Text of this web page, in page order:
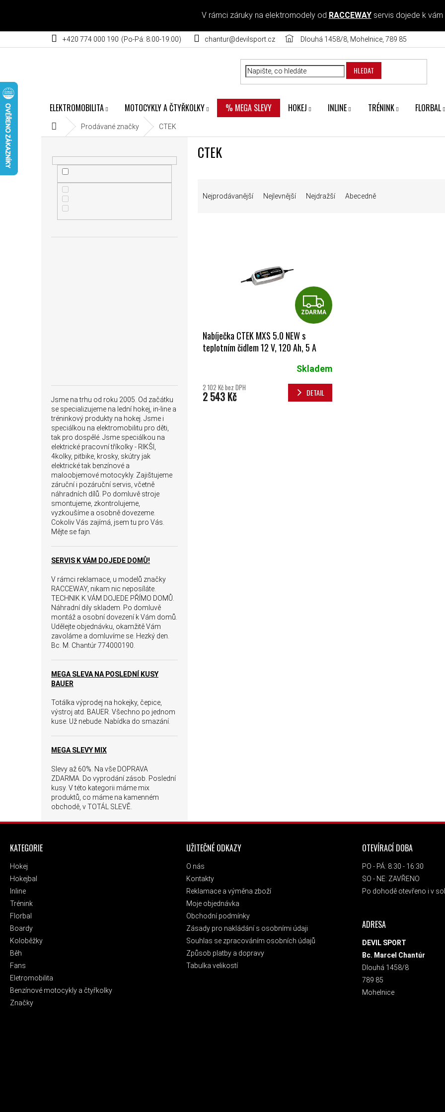
V rámci záruky na elektromodely od RACCEWAYservis dojede k vám
+420 774 000 190 chantur@devilsport.cz Dlouhá 1458/8, Mohelnice, 789 85
HLEDAT
ELEKTROMOBILITA MOTOCYKLY A ČTYŘKOLKY % MEGA SLEVY HOKEJ INLINE TRÉNINK FLORBAL
Domů Prodávané značky CTEK
POSTRANNÍ PANEL
Jsme na trhu od roku 2005. Od začátku
se specializujeme na lední hokej, in-line a
tréninkový produkty na hokej. Jsme i
speciálkou na elektromobilitu pro děti,
tak pro dospělé. Jsme speciálkou na
elektrické pracovní tříkolky - RIKŠI,
4kolky, pitbike, krosky, skútry jak
elektrické tak benzínové a
maloobjemové motocykly. Zajištujeme
záruční i pozáruční servis, včetně
náhradních dílů. Po domluvě stroje
smontujeme, zkontrolujeme,
vyzkoušíme a osobně dovezeme.
Cokoliv Vás zajímá, jsem tu pro Vás.
Mějte se fajn.
SERVIS K VÁM DOJEDE DOMŮ!
V rámci reklamace, u modelů značky
RACCEWAY, nikam nic neposíláte.
TECHNIK K VÁM DOJEDE PŘÍMO DOMŮ.
Náhradní dily skladem. Po domluvě
montáž a osobní dovezení k Vám domů.
Udělejte objednávku, okamžitě Vám
zavoláme a domluvíme se. Hezký den.
Bc. M. Chantúr 774000190.
MEGA SLEVA NA POSLEDNÍ KUSY
BAUER
Totálka výprodej na hokejky, čepice,
výstroj atd. BAUER. Všechno po jednom
kuse. Už nebude. Nabídka do smazání.
MEGA SLEVY MIX
Slevy až 60%. Na vše DOPRAVA
ZDARMA. Do vyprodání zásob. Poslední
kusy. V této kategorii máme mix
produktů, co máme na kamenném
obchodě, v TOTÁL SLEVĚ.
CTEK
Nejprodávanější Nejlevnější Nejdražší Abecedně
ZDARMA
ZDARMA
Nabíječka CTEK MXS 5.0 NEW s
teplotním čidlem 12 V, 120 Ah, 5 A
Skladem
2 102 Kč bez DPH
2 543 Kč DETAIL
ZÁPATÍ
KATEGORIE
Hokej
Hokejbal
Inline
Trénink
Florbal
Boardy
Koloběžky
Běh
Fans
Eletromobilita
Benzínové motocykly a čtyřkolky
Značky
UŽITEČNÉ ODKAZY
O nás
Kontakty
Reklamace a výměna zboží
Moje objednávka
Obchodní podmínky
Zásady pro nakládání s osobními údaji
Souhlas se zpracováním osobních údajů
Způsob platby a dopravy
Tabulka velikostí
OTEVÍRACÍ DOBA
PO - PÁ: 8:30 - 16:30
SO - NE: ZAVŘENO
Po dohodě otevřeno i v
ADRESA
DEVIL SPORT
Bc. Marcel Chantúr
Dlouhá 1458/8
789 85
Mohelnice